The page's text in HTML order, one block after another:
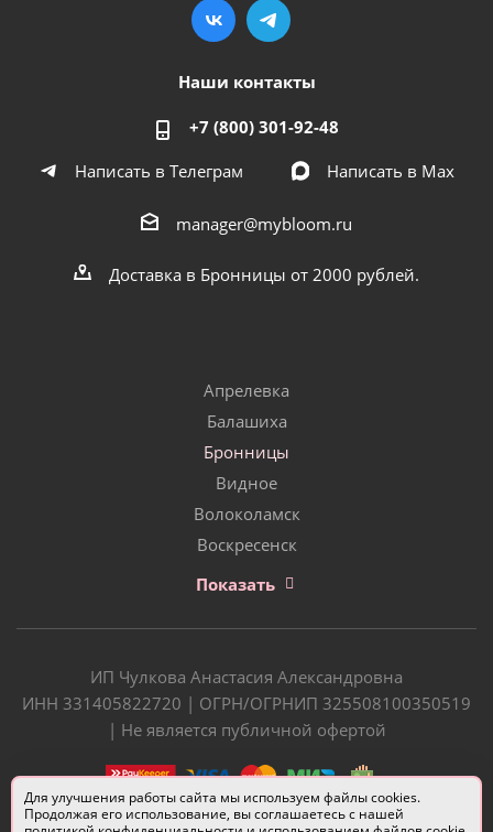
Наши контакты
+7 (800) 301-92-48
Написать в Телеграм
Написать в Мах
manager@mybloom.ru
Доставка в Бронницы от 2000 рублей.
Апрелевка
Балашиха
Бронницы
Видное
Волоколамск
Воскресенск
Показать
ИП Чулкова Анастасия Александровна
ИНН 331405822720 | ОГРН/ОГРНИП 325508100350519
| Не является публичной офертой
Для улучшения работы сайта мы используем файлы cookies.
Продолжая его использование, вы соглашаетесь с нашей